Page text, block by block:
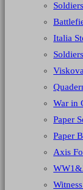
Italia
War in
Paper
Paper
Axis